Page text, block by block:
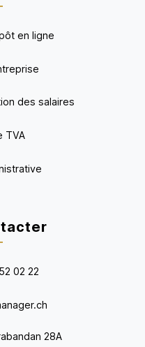
en ligne
des salaires
TVA
02 22
28A